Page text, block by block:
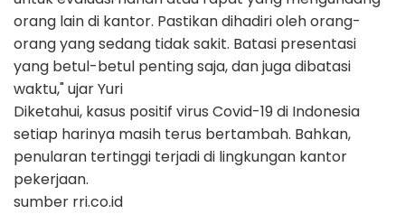
orang lain di kantor. Pastikan dihadiri oleh orang-
orang yang sedang tidak sakit. Batasi presentasi
yang betul-betul penting saja, dan juga dibatasi
waktu," ujar Yuri
Diketahui, kasus positif virus Covid-19 di Indonesia
setiap harinya masih terus bertambah. Bahkan,
penularan tertinggi terjadi di lingkungan kantor
pekerjaan.
sumber rri.co.id